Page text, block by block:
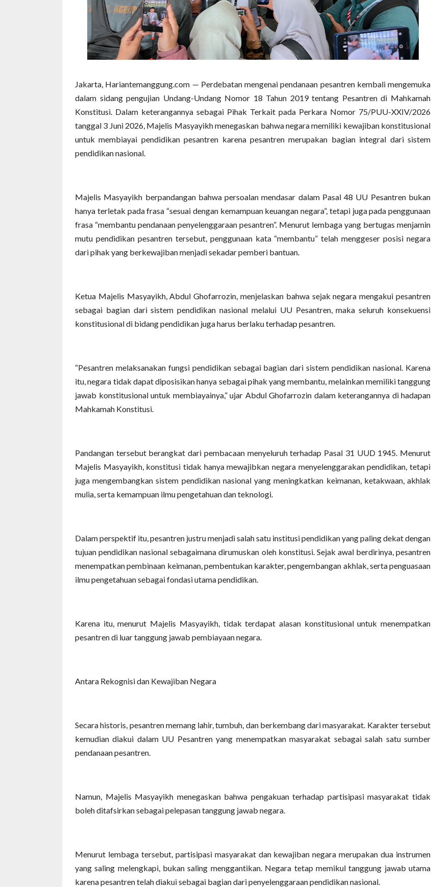
Jakarta, Hariantemanggung.com — Perdebatan mengenai pendanaan pesantren kembali mengemuka
dalam sidang pengujian Undang-Undang Nomor 18 Tahun 2019 tentang Pesantren di Mahkamah
Konstitusi. Dalam keterangannya sebagai Pihak Terkait pada Perkara Nomor 75/PUU-XXIV/2026
tanggal 3 Juni 2026, Majelis Masyayikh menegaskan bahwa negara memiliki kewajiban konstitusional
untuk membiayai pendidikan pesantren karena pesantren merupakan bagian integral dari sistem
pendidikan nasional.
Majelis Masyayikh berpandangan bahwa persoalan mendasar dalam Pasal 48 UU Pesantren bukan
hanya terletak pada frasa “sesuai dengan kemampuan keuangan negara”, tetapi juga pada penggunaan
frasa “membantu pendanaan penyelenggaraan pesantren”. Menurut lembaga yang bertugas menjamin
mutu pendidikan pesantren tersebut, penggunaan kata “membantu” telah menggeser posisi negara
dari pihak yang berkewajiban menjadi sekadar pemberi bantuan.
Ketua Majelis Masyayikh, Abdul Ghofarrozin, menjelaskan bahwa sejak negara mengakui pesantren
sebagai bagian dari sistem pendidikan nasional melalui UU Pesantren, maka seluruh konsekuensi
konstitusional di bidang pendidikan juga harus berlaku terhadap pesantren.
“Pesantren melaksanakan fungsi pendidikan sebagai bagian dari sistem pendidikan nasional. Karena
itu, negara tidak dapat diposisikan hanya sebagai pihak yang membantu, melainkan memiliki tanggung
jawab konstitusional untuk membiayainya,” ujar Abdul Ghofarrozin dalam keterangannya di hadapan
Mahkamah Konstitusi.
Pandangan tersebut berangkat dari pembacaan menyeluruh terhadap Pasal 31 UUD 1945. Menurut
Majelis Masyayikh, konstitusi tidak hanya mewajibkan negara menyelenggarakan pendidikan, tetapi
juga mengembangkan sistem pendidikan nasional yang meningkatkan keimanan, ketakwaan, akhlak
mulia, serta kemampuan ilmu pengetahuan dan teknologi.
Dalam perspektif itu, pesantren justru menjadi salah satu institusi pendidikan yang paling dekat dengan
tujuan pendidikan nasional sebagaimana dirumuskan oleh konstitusi. Sejak awal berdirinya, pesantren
menempatkan pembinaan keimanan, pembentukan karakter, pengembangan akhlak, serta penguasaan
ilmu pengetahuan sebagai fondasi utama pendidikan.
Karena itu, menurut Majelis Masyayikh, tidak terdapat alasan konstitusional untuk menempatkan
pesantren di luar tanggung jawab pembiayaan negara.
Antara Rekognisi dan Kewajiban Negara
Secara historis, pesantren memang lahir, tumbuh, dan berkembang dari masyarakat. Karakter tersebut
kemudian diakui dalam UU Pesantren yang menempatkan masyarakat sebagai salah satu sumber
pendanaan pesantren.
Namun, Majelis Masyayikh menegaskan bahwa pengakuan terhadap partisipasi masyarakat tidak
boleh ditafsirkan sebagai pelepasan tanggung jawab negara.
Menurut lembaga tersebut, partisipasi masyarakat dan kewajiban negara merupakan dua instrumen
yang saling melengkapi, bukan saling menggantikan. Negara tetap memikul tanggung jawab utama
karena pesantren telah diakui sebagai bagian dari penyelenggaraan pendidikan nasional.